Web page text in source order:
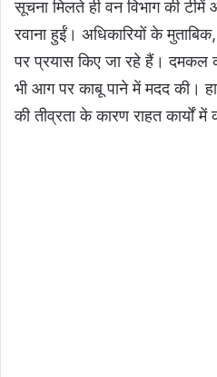
सूचना मिलते ही वन विभाग की
रवाना हुईं। अधिकारियों के
पर प्रयास किए जा रहे हैं। दमकल
भी आग पर काबू पाने में मदद की।
की तीव्रता के कारण राहत कार्यों